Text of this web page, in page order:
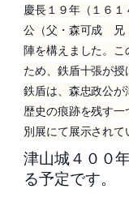
慶長１９年（１６
公（父・森可成 兄
陣を構えました。
ため、鉄盾十張が
鉄盾は、森忠政公が
歴史の痕跡を残す
別展にて展示されて
津山城４００
る予定です。